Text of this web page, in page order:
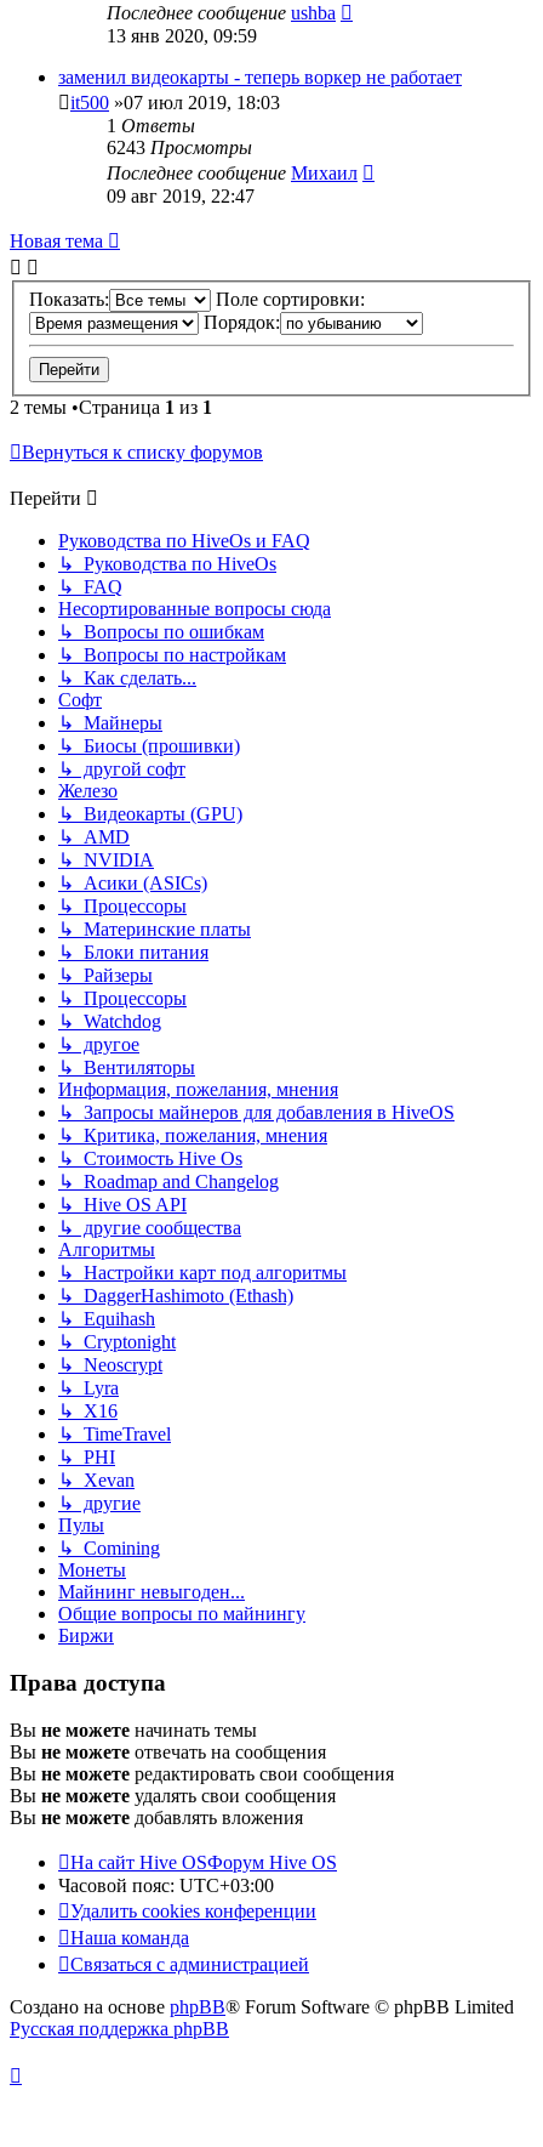
Последнее сообщение ushba
13 янв 2020, 09:59
заменил видеокарты - теперь воркер не работает
it500 »07 июл 2019, 18:03
1 Ответы
6243 Просмотры
Последнее сообщение Михаил
09 авг 2019, 22:47
Новая тема
Показать:
Поле сортировки:
Порядок:
2 темы •Страница 1 из 1
Вернуться к списку форумов
Перейти
Руководства по HiveOs и FAQ
↳ Руководства по HiveOs
↳ FAQ
Несортированные вопросы сюда
↳ Вопросы по ошибкам
↳ Вопросы по настройкам
↳ Как сделать...
Софт
↳ Майнеры
↳ Биосы (прошивки)
↳ другой софт
Железо
↳ Видеокарты (GPU)
↳ AMD
↳ NVIDIA
↳ Асики (ASICs)
↳ Процессоры
↳ Материнские платы
↳ Блоки питания
↳ Райзеры
↳ Процессоры
↳ Watchdog
↳ другое
↳ Вентиляторы
Информация, пожелания, мнения
↳ Запросы майнеров для добавления в HiveOS
↳ Критика, пожелания, мнения
↳ Стоимость Hive Os
↳ Roadmap and Changelog
↳ Hive OS API
↳ другие сообщества
Алгоритмы
↳ Настройки карт под алгоритмы
↳ DaggerHashimoto (Ethash)
↳ Equihash
↳ Cryptonight
↳ Neoscrypt
↳ Lyra
↳ X16
↳ TimeTravel
↳ PHI
↳ Xevan
↳ другие
Пулы
↳ Comining
Монеты
Майнинг невыгоден...
Общие вопросы по майнингу
Биржи
Права доступа
Вы не можете начинать темы
Вы не можете отвечать на сообщения
Вы не можете редактировать свои сообщения
Вы не можете удалять свои сообщения
Вы не можете добавлять вложения
На сайт Hive OSФорум Hive OS
Часовой пояс: UTC+03:00
Удалить cookies конференции
Наша команда
Связаться с администрацией
Создано на основе phpBB® Forum Software © phpBB Limited
Русская поддержка phpBB